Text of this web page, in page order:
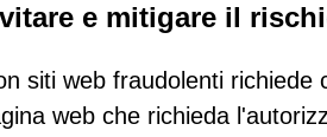
e mitigare il
siti web fraudolenti
web che richieda